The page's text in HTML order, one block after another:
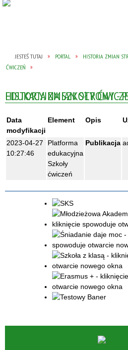
JESTEŚ TUTAJ PORTAL
HISTORIA ZMIAN
ĆWICZEŃ
HISTORIA ZMIAN STRONY - PLATFORMA EDUKACYJNA SZKOŁY
Data
modyfikacji
Element Opis
2023-04-27
10:27:46
Platforma
edukacyjna
Szkoły
ćwiczeń
Publikacja